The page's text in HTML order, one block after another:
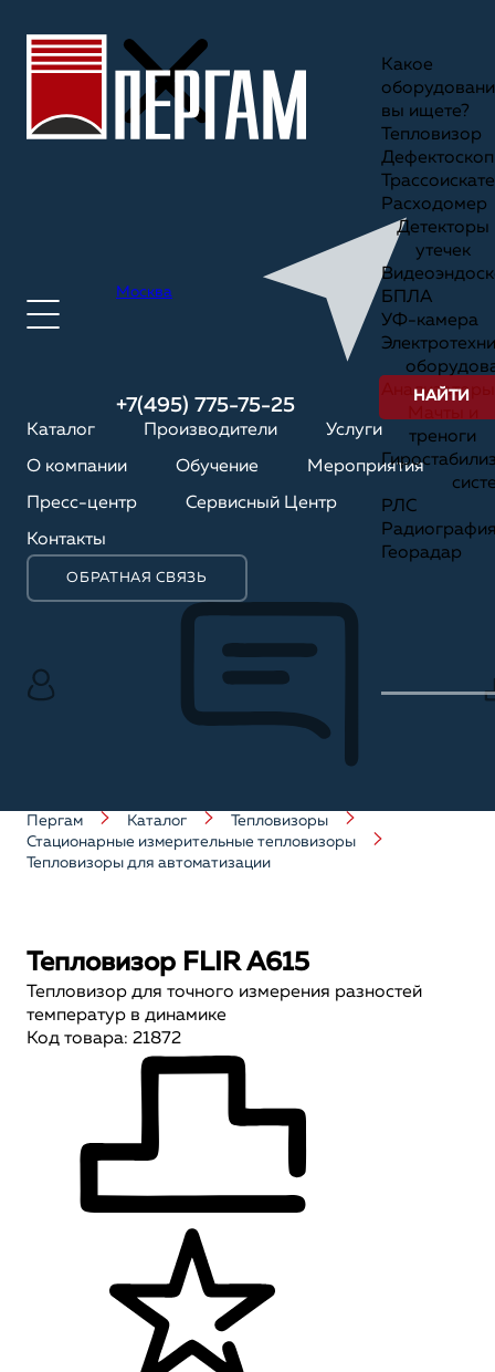
Москва
+7(495) 775-75-25
Каталог Производители Услуги
О компании Обучение Мероприятия
Пресс-центр Сервисный Центр
Контакты
ОБРАТНАЯ СВЯЗЬ
Какое
вы ищете?
Тепловизор
Дефектоскоп
Расходомер
Детекторы
утечек
БПЛА
УФ-камера
Анализаторы
треноги
РЛС
Георадар
НАЙТИ
Пергам Каталог
Тепловизоры
Стационарные измерительные тепловизоры
Тепловизоры для автоматизации
Тепловизор FLIR A615
Тепловизор для точного измерения разностей
температур в динамике
Код товара: 21872